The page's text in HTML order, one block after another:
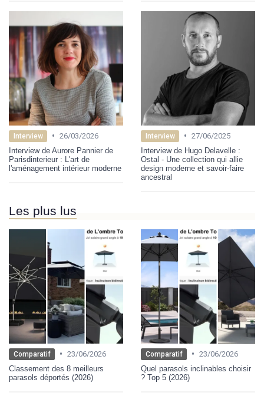
Interview • 26/03/2026
Interview de Aurore Pannier de
Parisdinterieur : L'art de
l'aménagement intérieur moderne
Interview • 27/06/2025
Interview de Hugo Delavelle :
Ostal - Une collection qui allie
design moderne et savoir-faire
ancestral
Les plus lus
Comparatif • 23/06/2026
Classement des 8 meilleurs
parasols déportés (2026)
Comparatif • 23/06/2026
Quel parasols inclinables choisir
? Top 5 (2026)